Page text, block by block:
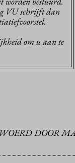
VU schrijft dan
om u aan te
DOOR